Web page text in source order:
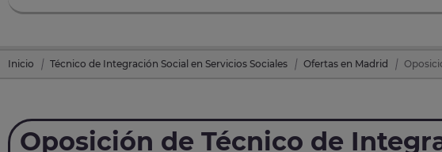
Inicio Técnico de Integración Social en Servicios Sociales Ofertas en Madrid
Oposición de Técnico de